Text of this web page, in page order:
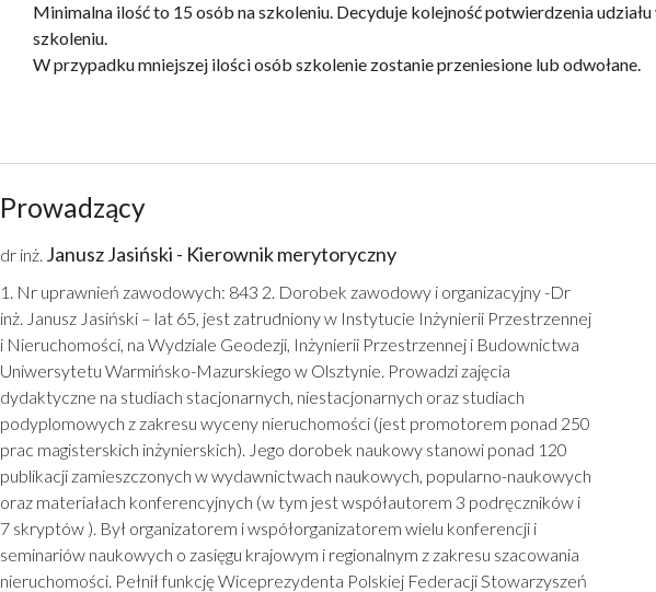
Minimalna ilość to 15 osób na szkoleniu. Decyduje kolejność potwierdzenia udziału
szkoleniu.
W przypadku mniejszej ilości osób szkolenie zostanie przeniesione lub odwołane.
Prowadzący
dr inż. Janusz Jasiński - Kierownik merytoryczny
1. Nr uprawnień zawodowych: 843 2. Dorobek zawodowy i organizacyjny -Dr
inż. Janusz Jasiński – lat 65, jest zatrudniony w Instytucie Inżynierii Przestrzennej
i Nieruchomości, na Wydziale Geodezji, Inżynierii Przestrzennej i Budownictwa
Uniwersytetu Warmińsko-Mazurskiego w Olsztynie. Prowadzi zajęcia
dydaktyczne na studiach stacjonarnych, niestacjonarnych oraz studiach
podyplomowych z zakresu wyceny nieruchomości (jest promotorem ponad 250
prac magisterskich inżynierskich). Jego dorobek naukowy stanowi ponad 120
publikacji zamieszczonych w wydawnictwach naukowych, popularno-naukowych
oraz materiałach konferencyjnych (w tym jest współautorem 3 podręczników i
7 skryptów ). Był organizatorem i współorganizatorem wielu konferencji i
seminariów naukowych o zasięgu krajowym i regionalnym z zakresu szacowania
nieruchomości. Pełnił funkcję Wiceprezydenta Polskiej Federacji Stowarzyszeń